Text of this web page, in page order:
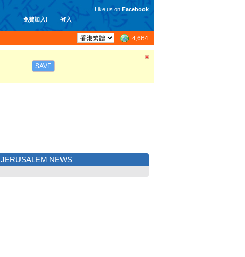
免費加入! 登入
Like us on Facebook
4,664
SAVE
JERUSALEM NEWS